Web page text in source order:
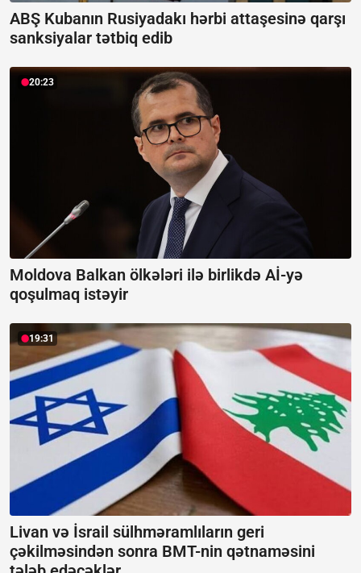
ABŞ Kubanın Rusiyadakı hərbi attaşesinə qarşı
sanksiyalar tətbiq edib
20:23
Moldova Balkan ölkələri ilə birlikdə Aİ-yə
qoşulmaq istəyir
19:31
Livan və İsrail sülhməramlıların geri
çəkilməsindən sonra BMT-nin qətnaməsini